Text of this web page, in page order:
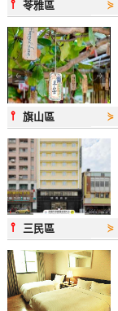
⫯苓雅區 ⋟
⫯旗山區 ⋟
⫯ 三民區 ⋟